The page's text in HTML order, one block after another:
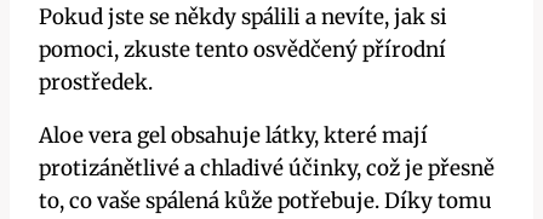
Pokud jste se někdy spálili a nevíte, jak si
pomoci, zkuste tento osvědčený přírodní
prostředek.
Aloe vera gel obsahuje látky, které mají
protizánětlivé a chladivé účinky, což je přesně
to, co vaše spálená kůže potřebuje. Díky tomu